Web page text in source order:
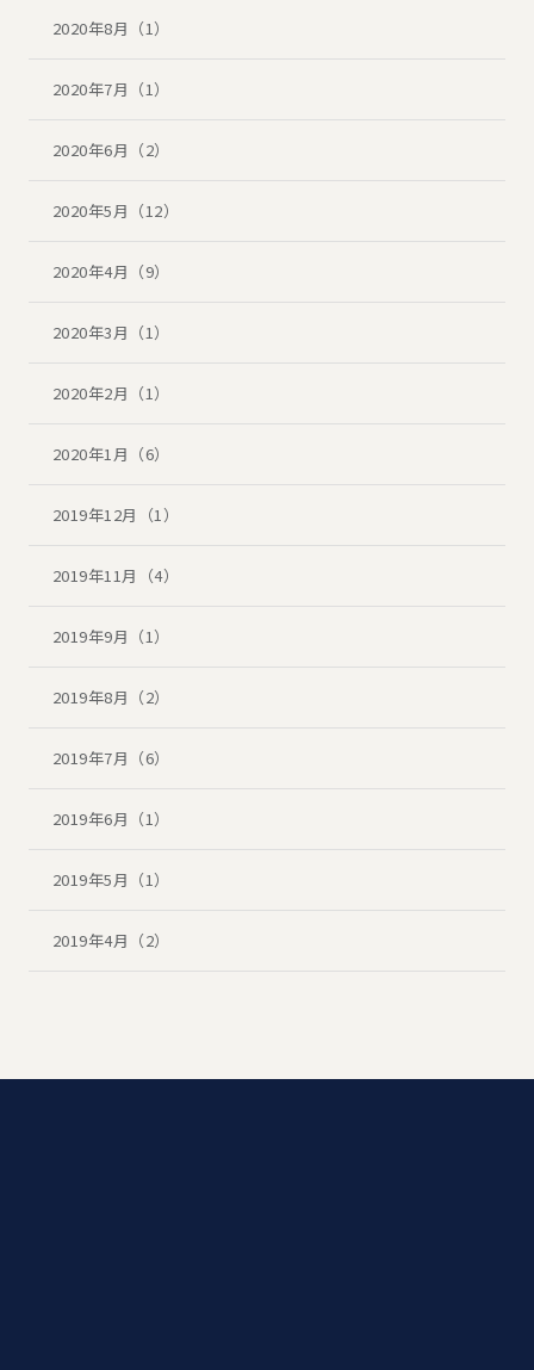
2020年8月（1）
2020年7月（1）
2020年6月（2）
2020年5月（12）
2020年4月（9）
2020年3月（1）
2020年2月（1）
2020年1月（6）
2019年12月（1）
2019年11月（4）
2019年9月（1）
2019年8月（2）
2019年7月（6）
2019年6月（1）
2019年5月（1）
2019年4月（2）